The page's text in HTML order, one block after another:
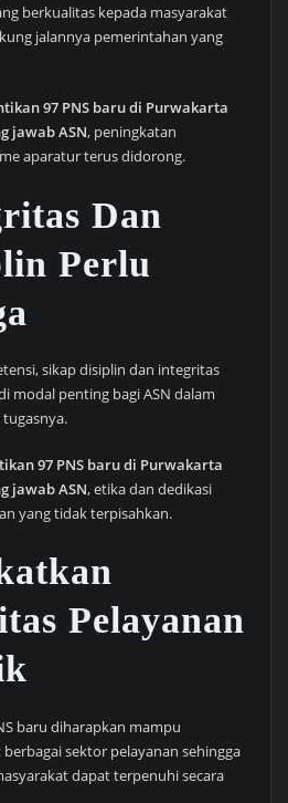
berkualitas kepada masyarakat
jalannya pemerintahan yang
97 PNS baru di Purwakarta
jawab ASN, peningkatan
aparatur terus didorong.
Dan
Perlu
sikap disiplin dan integritas
modal penting bagi ASN dalam
97 PNS baru di Purwakarta
jawab ASN, etika dan dedikasi
yang tidak terpisahkan.
Pelayanan
baru diharapkan mampu
sektor pelayanan sehingga
dapat terpenuhi secara